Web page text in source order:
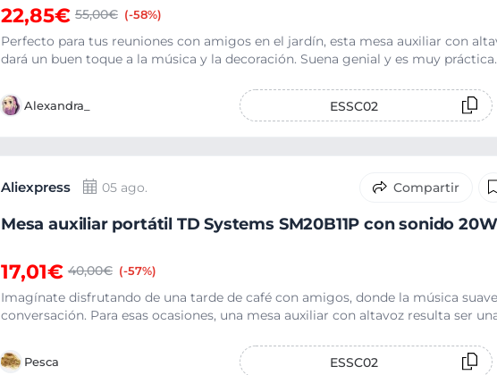
22,85€ 55,00€ (-58%)
Perfecto para tus reuniones con amigos en el jardín, esta mesa auxiliar con
dará un buen toque a la música y la decoración. Suena genial y es muy práctica.
Alexandra_ ESSC02
Aliexpress 05 ago.
Mesa auxiliar portátil TD Systems SM20B11P con sonido 20W
17,01€ 40,00€ (-57%)
Imagínate disfrutando de una tarde de café con amigos, donde la música
conversación. Para esas ocasiones, una mesa auxiliar con altavoz resulta ser
Pesca ESSC02